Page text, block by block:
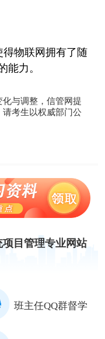
得物联网拥有了随
能力。
与调整，信管网提
考生以权威部门公
目管理专业网站
班主任QQ群督学